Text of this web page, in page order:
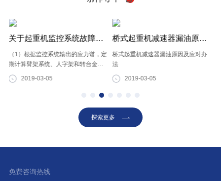
关于起重机监控系统故障检测方法的介绍与研究
（1）根据监控系统输出的应力谱，定
期计算臂架系统、人字架和转台金属
结构的疲劳损伤程度，预估结构剩余
使用寿命，同时指导维修和使用。时
间间隔应视金属结构的疲劳损伤程...
2019-03-05
桥式起重机减速器漏油原因及应对办法
桥式起重机减速器漏油原因及应对办
法
2019-03-05
探索更多
免费咨询热线